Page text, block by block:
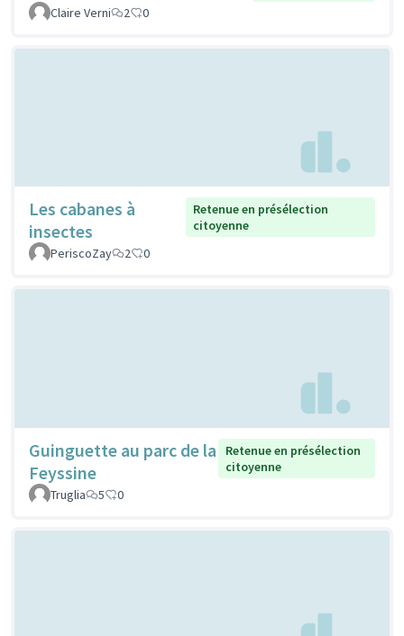
Claire Verni
2 0
Les cabanes à
insectes
Retenue en présélection
citoyenne
PeriscoZay
2 0
Guinguette au parc de la
Feyssine
Retenue en présélection
citoyenne
Truglia
5 0